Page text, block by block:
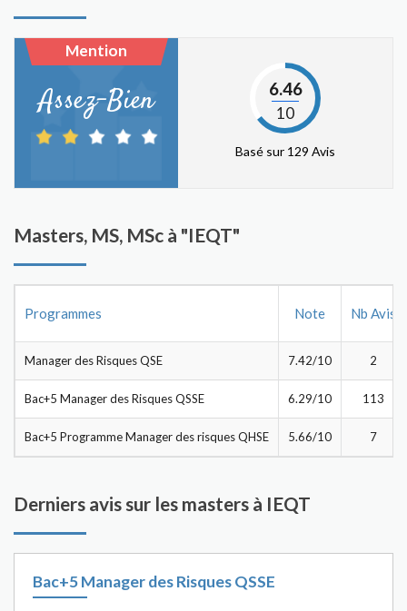
Mention
Assez-Bien 6.46
10
Basé sur 129 Avis
Masters, MS, MSc à "IEQT"
Programmes Note Nb Avis
Manager des Risques QSE 7.42/10 2
Bac+5 Manager des Risques QSSE 6.29/10 113
Bac+5 Programme Manager des risques QHSE 5.66/10 7
Derniers avis sur les masters à IEQT
Bac+5 Manager des Risques QSSE